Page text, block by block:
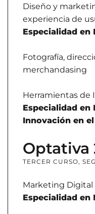
Diseño y
experiencia de
Especialidad en
Fotografía,
merchandasing
Herramientas de
Especialidad
Innovación en
Optativa
TERCER CURSO,
Marketing Digital
Especialidad